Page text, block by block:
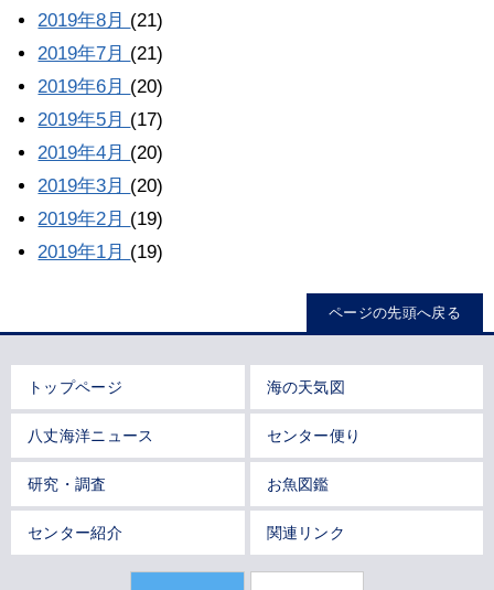
2019年8月 (21)
2019年7月 (21)
2019年6月 (20)
2019年5月 (17)
2019年4月 (20)
2019年3月 (20)
2019年2月 (19)
2019年1月 (19)
ページの先頭へ戻る
トップページ 海の天気図
八丈海洋ニュース センター便り
研究・調査 お魚図鑑
センター紹介 関連リンク